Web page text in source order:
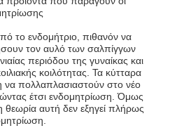
το ενδομήτριο, πιθανόν να
τον αυλό των σαλπίγγων
περιόδου της γυναίκας και
κοιλότητας. Τα κύτταρα
να πολλαπλασιαστούν στο νέο
έτσι ενδομητρίωση. Όμως
θεωρία αυτή δεν εξηγεί πλήρως